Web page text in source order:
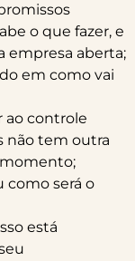
o que fazer, e
empresa aberta;
em como vai
ao controle
não tem outra
momento;
como será o
está